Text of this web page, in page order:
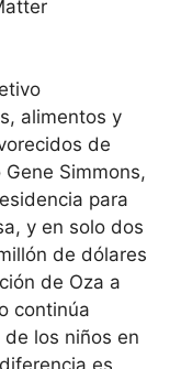
alimentos y
de
Simmons,
para
y en solo dos
de dólares
de Oza a
continúa
los niños en